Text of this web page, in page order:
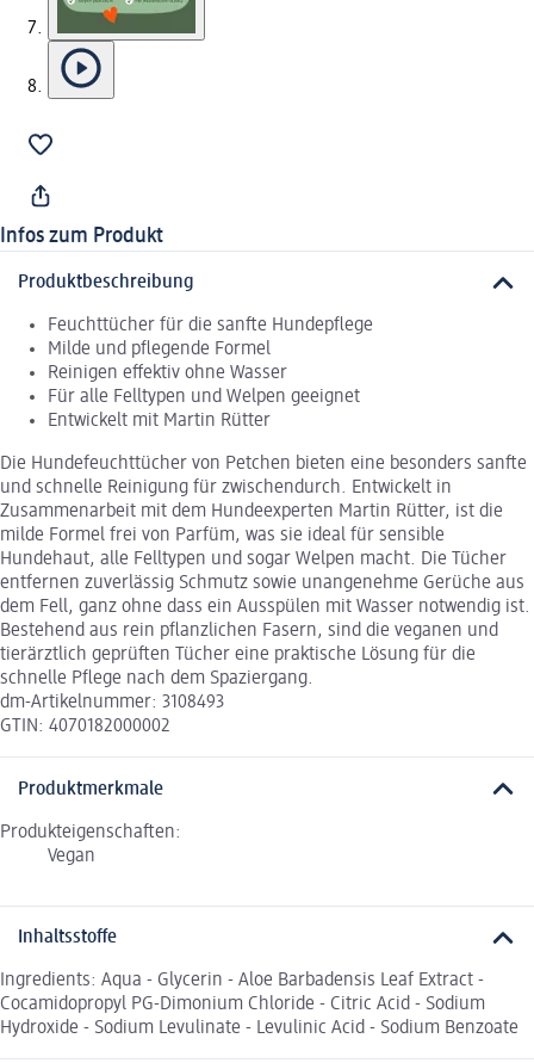
Infos zum Produkt
Produktbeschreibung
Feuchttücher für die sanfte Hundepflege
Milde und pflegende Formel
Reinigen effektiv ohne Wasser
Für alle Felltypen und Welpen geeignet
Entwickelt mit Martin Rütter
Die Hundefeuchttücher von Petchen bieten eine besonders sanfte
und schnelle Reinigung für zwischendurch. Entwickelt in
Zusammenarbeit mit dem Hundeexperten Martin Rütter, ist die
milde Formel frei von Parfüm, was sie ideal für sensible
Hundehaut, alle Felltypen und sogar Welpen macht. Die Tücher
entfernen zuverlässig Schmutz sowie unangenehme Gerüche aus
dem Fell, ganz ohne dass ein Ausspülen mit Wasser notwendig ist.
Bestehend aus rein pflanzlichen Fasern, sind die veganen und
tierärztlich geprüften Tücher eine praktische Lösung für die
schnelle Pflege nach dem Spaziergang.
dm-Artikelnummer: 3108493
GTIN: 4070182000002
Produktmerkmale
Produkteigenschaften:
Vegan
Inhaltsstoffe
Ingredients: Aqua - Glycerin - Aloe Barbadensis Leaf Extract -
Cocamidopropyl PG-Dimonium Chloride - Citric Acid - Sodium
Hydroxide - Sodium Levulinate - Levulinic Acid - Sodium Benzoate